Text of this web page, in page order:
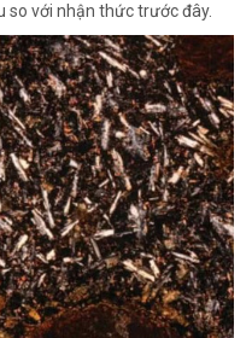
so với nhận thức trước đây.